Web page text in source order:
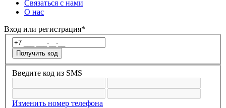
Связаться с нами
О нас
Вход или регистрация*
Введите код из SMS
Изменить номер телефона